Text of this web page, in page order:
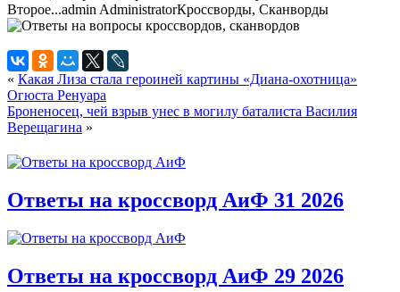
Второе...admin AdministratorКроссворды, Сканворды
« Какая Лиза стала героиней картины «Диана-охотница»
Огюста Ренуара
Броненосец, чей взрыв унес в могилу баталиста Василия
Верещагина »
Ответы на кроссворд АиФ 31 2026
Ответы на кроссворд АиФ 29 2026